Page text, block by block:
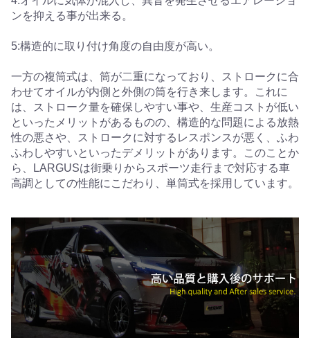
ンを抑える事が出来る。
5:構造的に取り付け角度の自由度が高い。
一方の複筒式は、筒が二重になっており、ストロークに合
わせてオイルが内側と外側の筒を行き来します。これに
は、ストローク量を確保しやすい事や、生産コストが低い
といったメリットがあるものの、構造的な問題による放熱
性の悪さや、ストロークに対するレスポンスが悪く、ふわ
ふわしやすいといったデメリットがあります。このことか
ら、LARGUSは街乗りからスポーツ走行まで対応する車
高調としての性能にこだわり、単筒式を採用しています。